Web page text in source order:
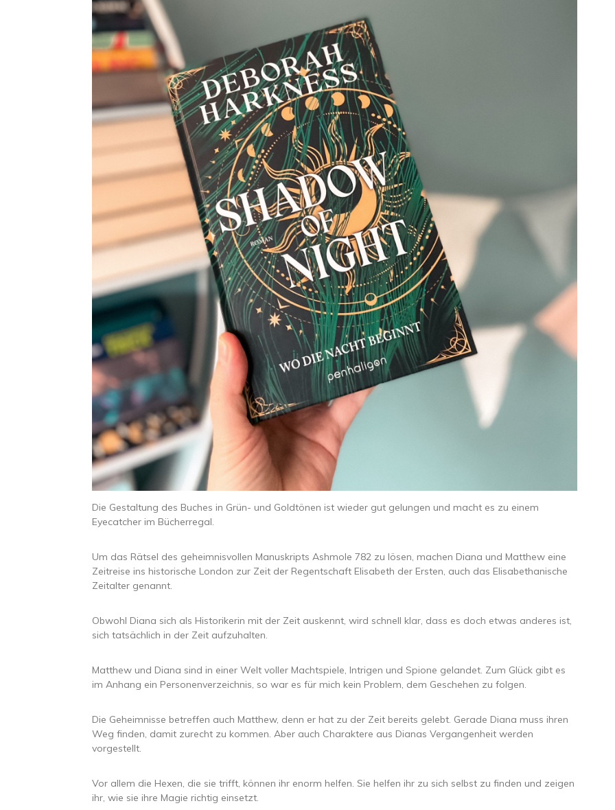
Die Gestaltung des Buches in Grün- und Goldtönen ist wieder gut gelungen und macht es zu einem
Eyecatcher im Bücherregal.
Um das Rätsel des geheimnisvollen Manuskripts Ashmole 782 zu lösen, machen Diana und Matthew eine
Zeitreise ins historische London zur Zeit der Regentschaft Elisabeth der Ersten, auch das Elisabethanische
Zeitalter genannt.
Obwohl Diana sich als Historikerin mit der Zeit auskennt, wird schnell klar, dass es doch etwas anderes ist,
sich tatsächlich in der Zeit aufzuhalten.
Matthew und Diana sind in einer Welt voller Machtspiele, Intrigen und Spione gelandet. Zum Glück gibt es
im Anhang ein Personenverzeichnis, so war es für mich kein Problem, dem Geschehen zu folgen.
Die Geheimnisse betreffen auch Matthew, denn er hat zu der Zeit bereits gelebt. Gerade Diana muss ihren
Weg finden, damit zurecht zu kommen. Aber auch Charaktere aus Dianas Vergangenheit werden
vorgestellt.
Vor allem die Hexen, die sie trifft, können ihr enorm helfen. Sie helfen ihr zu sich selbst zu finden und zeigen
ihr, wie sie ihre Magie richtig einsetzt.